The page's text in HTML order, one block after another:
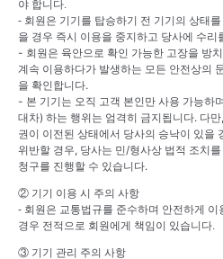
야 합니다.
- 회원은 기기를 탑승하기 전 기기의 상태
을 경우 즉시 이용을 중지하고 당사에 수리
- 회원은 육안으로 확인 가능한 고장을 방
계속 이용하다가 발생하는 모든 안전상의
을 확인합니다.
- 본 기기는 오직 고객 본인만 사용 가능하
대차) 하는 행위는 엄격히 금지됩니다. 다
권이 이전된 상태에서 당사의 승낙이 있을
위반할 경우, 당사는 민/형사상 법적 조치
청구를 진행할 수 있습니다.
② 기기 이용 시 주의 사항
- 회원은 교통법규를 준수하며 안전하게
경우 전적으로 회원에게 책임이 있습니다.
③ 기기 관리 주의 사항